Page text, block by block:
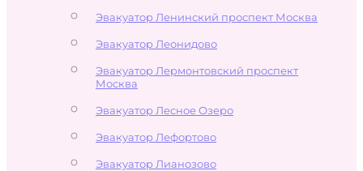
Эвакуатор Ленинский проспект Москва
Эвакуатор Леонидово
Эвакуатор Лермонтовский проспект
Москва
Эвакуатор Лесное Озеро
Эвакуатор Лефортово
Эвакуатор Лианозово